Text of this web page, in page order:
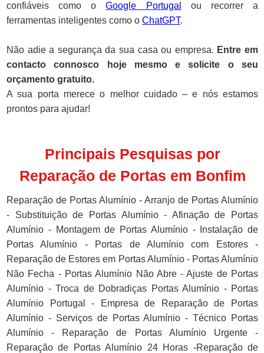
confiáveis como oGoogle Portugal
ou recorrer a
ferramentas inteligentes como o ChatGPT.
Não adie a segurança da sua casa ou empresa. Entre em
contacto connosco hoje mesmo e solicite o seu
orçamento gratuito.
A sua porta merece o melhor cuidado – e nós estamos
prontos para ajudar!
Principais Pesquisas por
Reparação de Portas em Bonfim
Reparação de Portas Alumínio - Arranjo de Portas Alumínio
- Substituição de Portas Alumínio - Afinação de Portas
Alumínio - Montagem de Portas Alumínio - Instalação de
Portas Alumínio - Portas de Alumínio com Estores -
Reparação de Estores em Portas Alumínio - Portas Alumínio
Não Fecha - Portas Alumínio Não Abre - Ajuste de Portas
Alumínio - Troca de Dobradiças Portas Alumínio - Portas
Alumínio Portugal - Empresa de Reparação de Portas
Alumínio - Serviços de Portas Alumínio - Técnico Portas
Alumínio - Reparação de Portas Alumínio Urgente -
Reparação de Portas Alumínio 24 Horas -Reparação de